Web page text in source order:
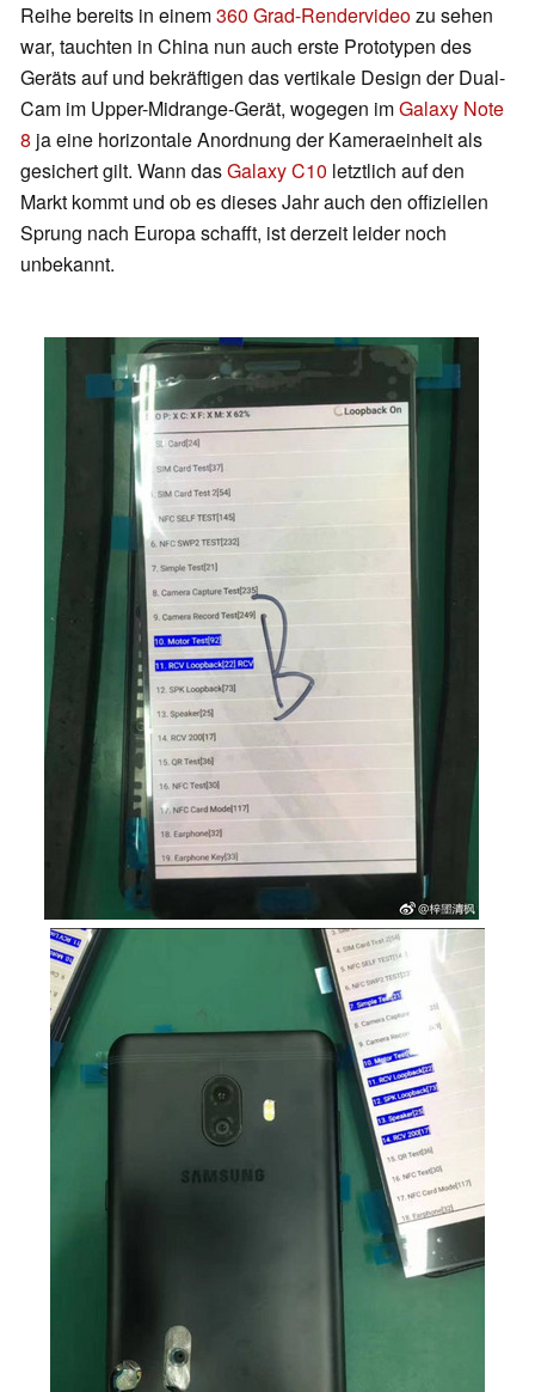
Reihe bereits in einem360 Grad-Rendervideozu sehen
war, tauchten in China nun auch erste Prototypen des
Geräts auf und bekräftigen das vertikale Design der Dual-
Cam im Upper-Midrange-Gerät, wogegen imGalaxy Note
8 ja eine horizontale Anordnung der Kameraeinheit als
gesichert gilt. Wann dasGalaxy C10 letztlich auf den
Markt kommt und ob es dieses Jahr auch den offiziellen
Sprung nach Europa schafft, ist derzeit leider noch
unbekannt.